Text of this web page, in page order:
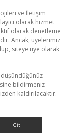
ve İletişim
olarak hizmet
olarak denetleme
Ancak, üyelerimiz
siteye üye olarak
düşündüğünüz
bildirmeniz
kaldırılacaktır.